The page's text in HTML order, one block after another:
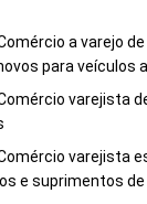
a varejo
para veículos
varejista
varejista
e suprimentos